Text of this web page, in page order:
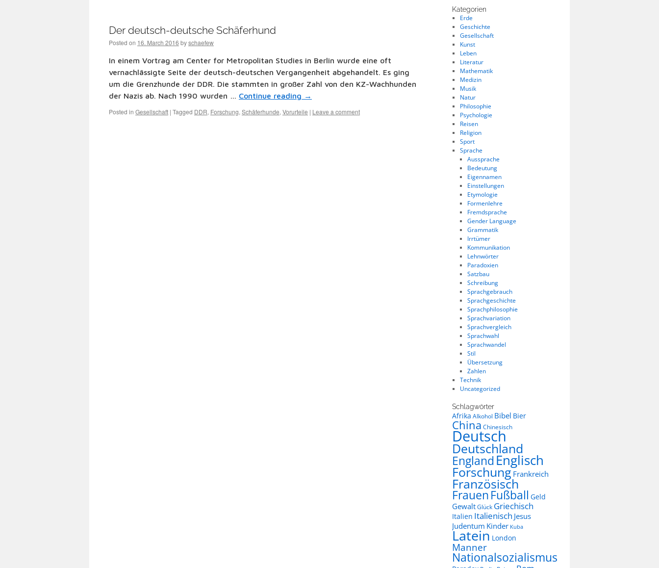
Der deutsch-deutsche Schäferhund
Posted on 16. March 2016 byschaefew
In einem Vortrag am Center for Metropolitan Studies in Berlin wurde eine oft
vernachlässigte Seite der deutsch-deutschen Vergangenheit abgehandelt. Es ging
um die Grenzhunde der DDR. Die stammten in großer Zahl von den KZ-Wachhunden
der Nazis ab. Nach 1990 wurden … Continue reading →
Posted in Gesellschaft | Tagged DDR, Forschung, Schäferhunde, Vorurteile | Leave a comment
Kategorien
Erde
Geschichte
Gesellschaft
Kunst
Leben
Literatur
Mathematik
Medizin
Musik
Natur
Philosophie
Psychologie
Reisen
Religion
Sport
Sprache
Aussprache
Bedeutung
Eigennamen
Einstellungen
Etymologie
Formenlehre
Fremdsprache
Gender Language
Grammatik
Irrtümer
Kommunikation
Lehnwörter
Paradoxien
Satzbau
Schreibung
Sprachgebrauch
Sprachgeschichte
Sprachphilosophie
Sprachvariation
Sprachvergleich
Sprachwahl
Sprachwandel
Stil
Übersetzung
Zahlen
Technik
Uncategorized
Schlagwörter
Afrika Alkohol Bibel Bier
China Chinesisch
Deutsch
Deutschland
EnglandEnglisch
Forschung Frankreich
Französisch
FrauenFußball Geld
GewaltGlück Griechisch
Italien Italienisch Jesus
Judentum Kinder Kuba
Latein London
Manner
Nationalsozialismus